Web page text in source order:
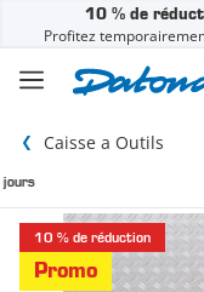
10 % de
Profitez
Caisse a Outils
10 % de réduction
Promo